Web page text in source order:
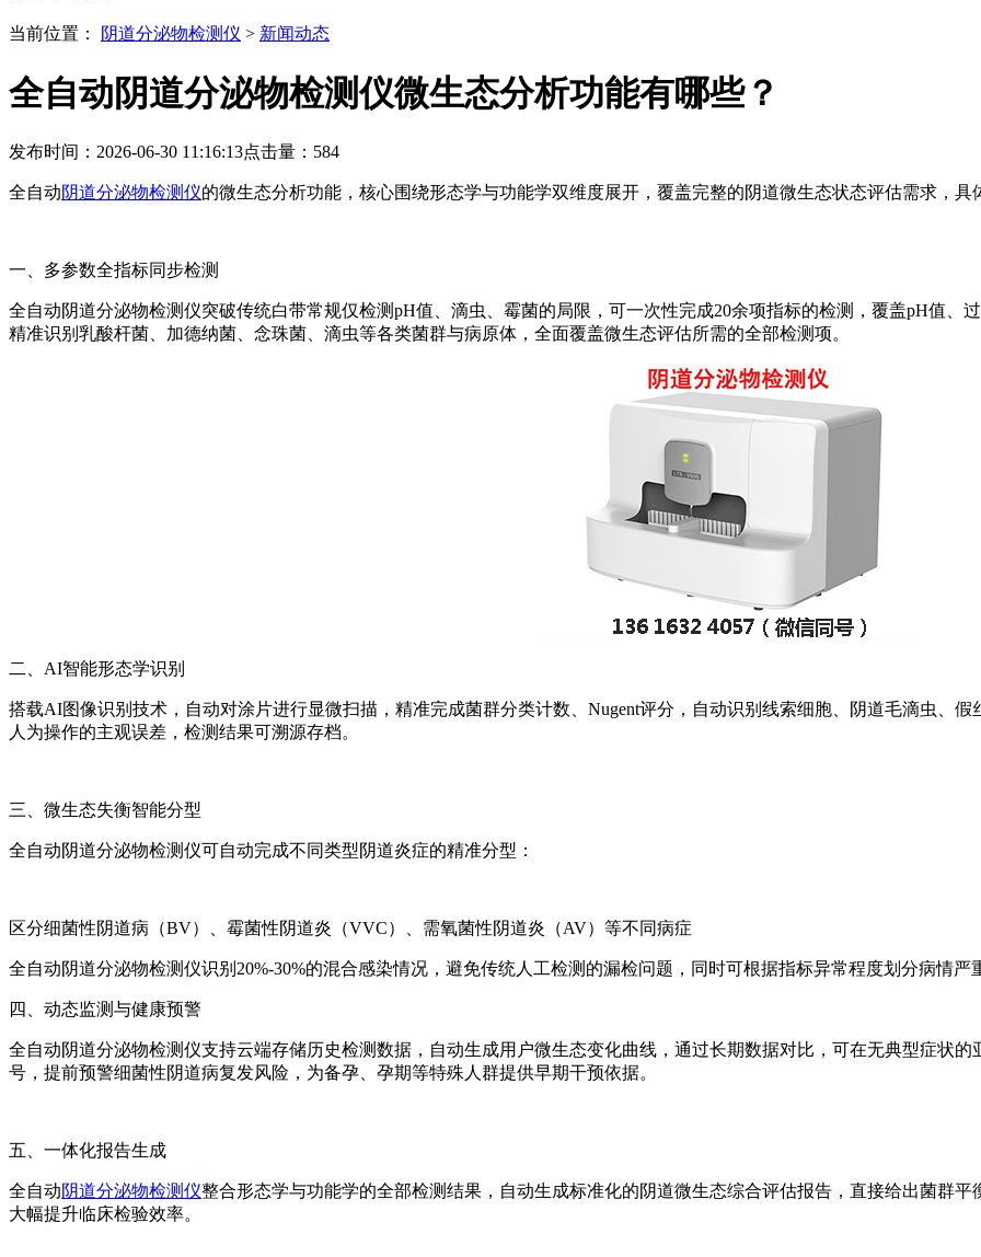
当前位置： 阴道分泌物检测仪 > 新闻动态
全自动阴道分泌物检测仪微生态分析功能有哪些？
发布时间：2026-06-30 11:16:13点击量： 584
全自动阴道分泌物检测仪的微生态分析功能，核心围绕形态学与功能学双维度展开，覆盖完整的阴道微生态状态评估需求，具
一、多参数全指标同步检测
全自动阴道分泌物检测仪突破传统白带常规仅检测pH值、滴虫、霉菌的局限，可一次性完成20余项指标的检测，覆盖‌pH值、
精准识别乳酸杆菌、加德纳菌、念珠菌、滴虫等各类菌群与病原体，全面覆盖微生态评估所需的全部检测项。
二、AI智能形态学识别
搭载AI图像识别技术，自动对涂片进行显微扫描，精准完成菌群分类计数、Nugent评分，自动识别线索细胞、阴道毛滴虫、
人为操作的主观误差，检测结果可溯源存档。
三、微生态失衡智能分型
全自动阴道分泌物检测仪可自动完成不同类型阴道炎症的精准分型：
区分细菌性阴道病（BV）、霉菌性阴道炎（VVC）、需氧菌性阴道炎（AV）等不同病症
全自动阴道分泌物检测仪识别20%-30%的混合感染情况，避免传统人工检测的漏检问题，同时可根据指标异常程度划分病情严
四、动态监测与健康预警
全自动阴道分泌物检测仪支持云端存储历史检测数据，自动生成用户微生态变化曲线，通过长期数据对比，可在无典型症状
号，提前预警细菌性阴道病复发风险，为备孕、孕期等特殊人群提供早期干预依据。
五、一体化报告生成
全自动阴道分泌物检测仪整合形态学与功能学的全部检测结果，自动生成标准化的阴道微生态综合评估报告，直接给出菌群
大幅提升临床检验效率。